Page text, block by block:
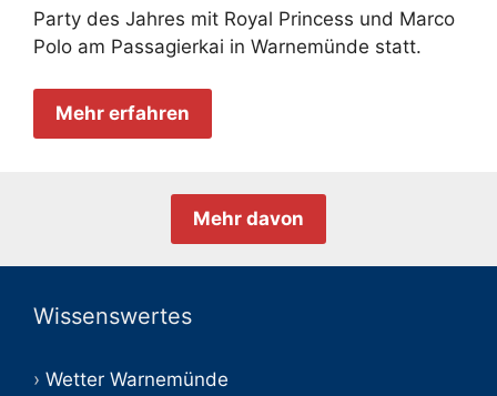
Party des Jahres mit Royal Princess und Marco
Polo am Passagierkai in Warnemünde statt.
Mehr erfahren
Mehr davon
Wissenswertes
Wetter Warnemünde